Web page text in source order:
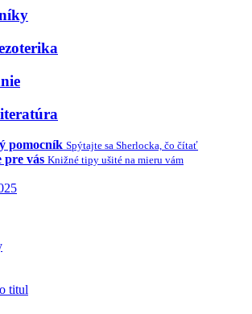
pomocník Spýtajte sa Sherlocka, čo čítať
pre vás Knižné tipy ušité na mieru vám
titul